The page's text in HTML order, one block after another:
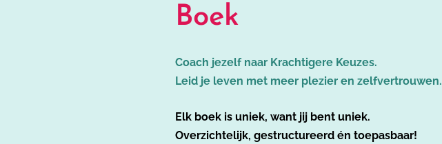
Boek
Coach jezelf naar Krachtigere Keuzes.
Leid je leven met meer plezier en zelfvertrouwen.
Elk boek is uniek, want jij bent uniek.
Overzichtelijk, gestructureerd én toepasbaar!